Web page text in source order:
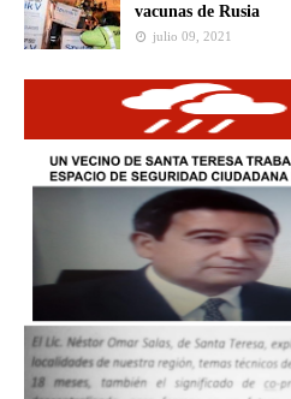
vacunas de Rusia
julio 09, 2021